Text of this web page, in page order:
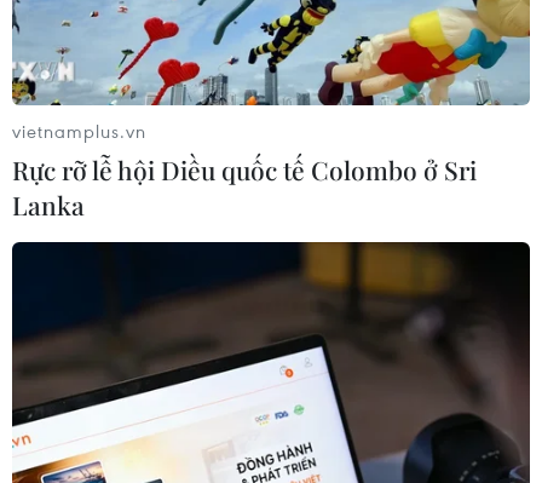
Hỗ trợ
Ngôn ngữ
TTXVN
Dịch vụ tin
Quảng cáo
Liên hệ
Giấy phép số: 1374/GP-BTTTT do Bộ Thông tin và Truyền thông
cấp ngày 11/9/2008.
Quảng cáo: Phó TBT Nguyễn Thị Tám: 093.5958688, Email:
tamvna@gmail.com
Điện thoại: (024) 39411349 - (024) 39411348, Fax: (024)
39411348
Email:vietnamplus2008@gmail.com
vietnamplus.vn
Rực rỡ lễ hội Diều quốc tế Colombo ở Sri
Lanka